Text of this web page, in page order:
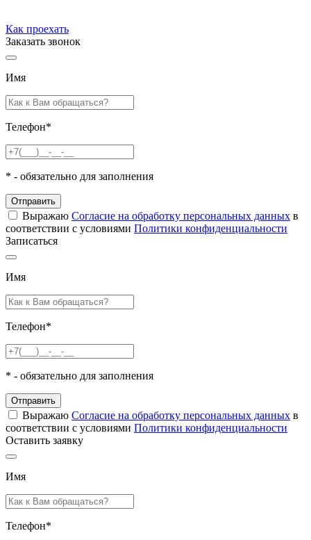
Как проехать
Заказать звонок
Имя
Телефон*
* - обязательно для заполнения
Отправить
Выражаю Согласие на обработку персональных данных в
соответствии с условиями Политики конфиденциальности
Записаться
Имя
Телефон*
* - обязательно для заполнения
Отправить
Выражаю Согласие на обработку персональных данных в
соответствии с условиями Политики конфиденциальности
Оставить заявку
Имя
Телефон*